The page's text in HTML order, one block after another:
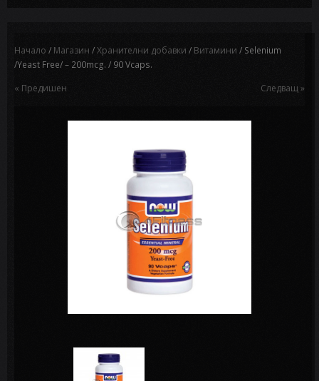
Начало / Магазин /Хранителни добавки / Витамини / Selenium
/Yeast Free/ – 200mcg. / 90 Vcaps.
« Предишен
Следващ »